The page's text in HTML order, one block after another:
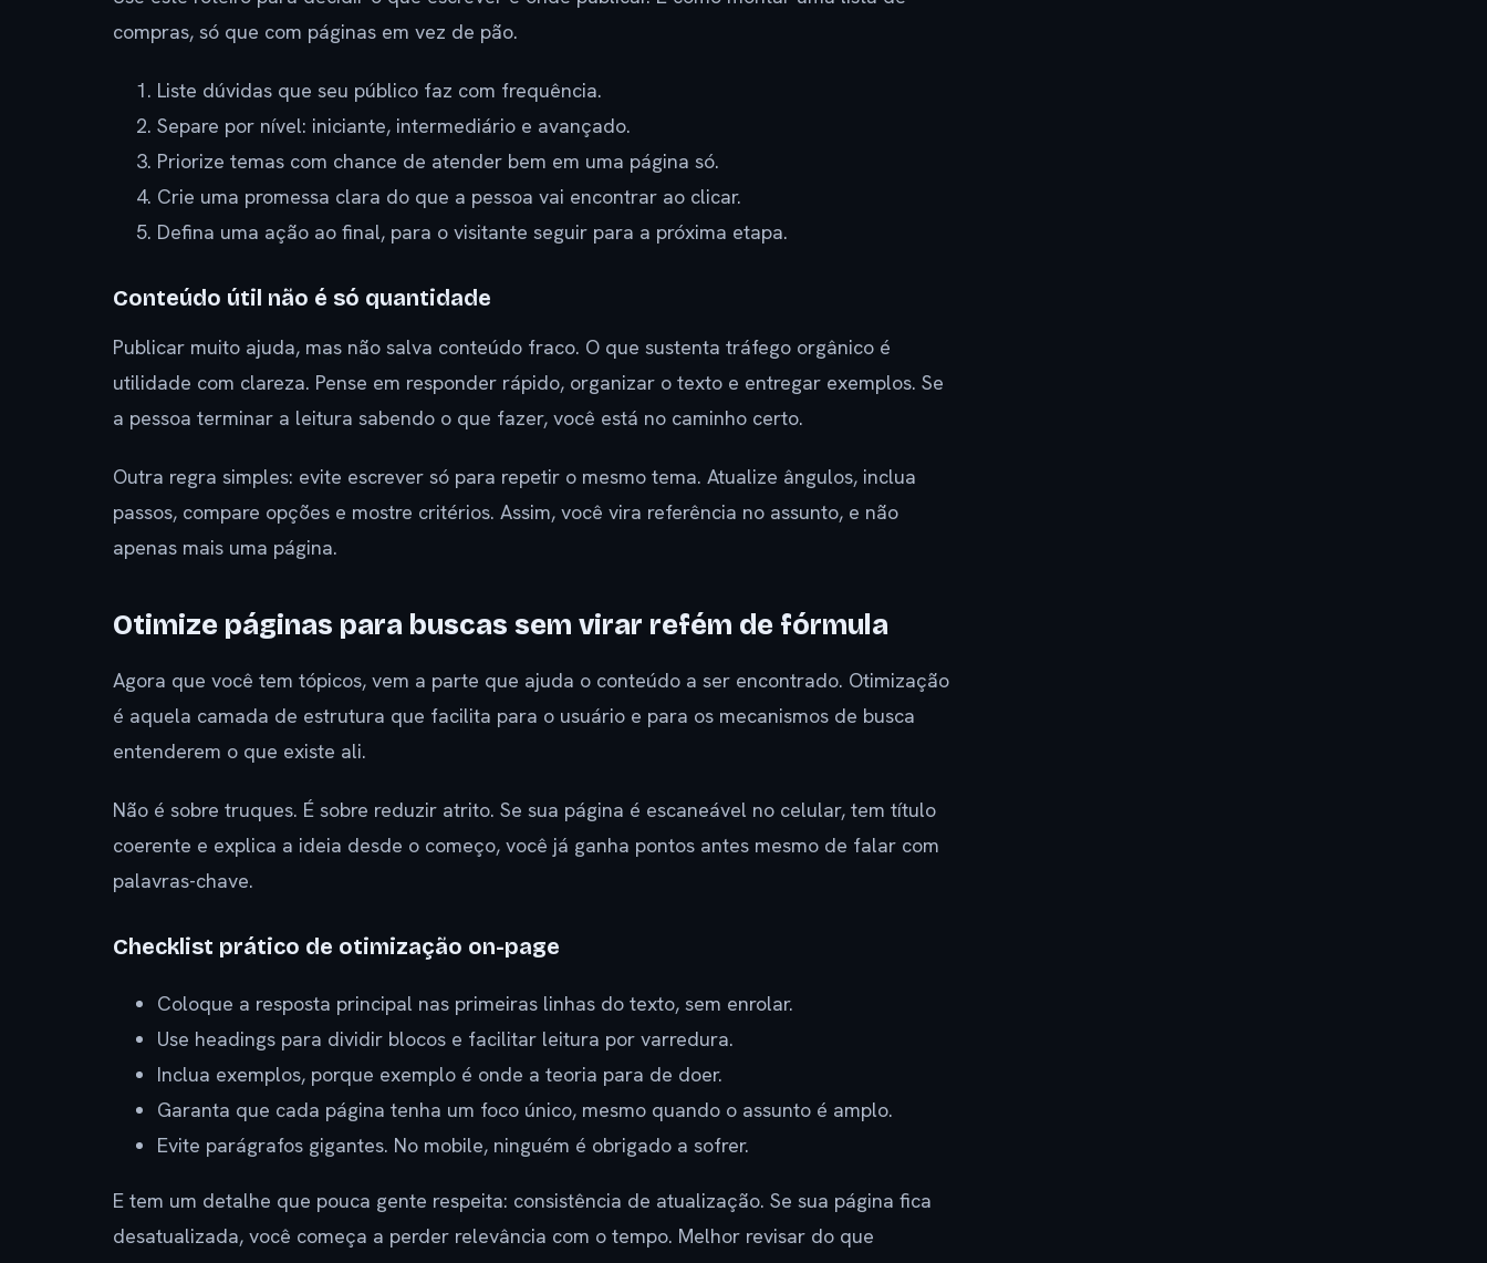
compras, só que com páginas em vez de pão.
Liste dúvidas que seu público faz com frequência.
Separe por nível: iniciante, intermediário e avançado.
Priorize temas com chance de atender bem em uma página só.
Crie uma promessa clara do que a pessoa vai encontrar ao clicar.
Defina uma ação ao final, para o visitante seguir para a próxima etapa.
Conteúdo útil não é só quantidade
Publicar muito ajuda, mas não salva conteúdo fraco. O que sustenta tráfego orgânico é
utilidade com clareza. Pense em responder rápido, organizar o texto e entregar exemplos. Se
a pessoa terminar a leitura sabendo o que fazer, você está no caminho certo.
Outra regra simples: evite escrever só para repetir o mesmo tema. Atualize ângulos, inclua
passos, compare opções e mostre critérios. Assim, você vira referência no assunto, e não
apenas mais uma página.
Otimize páginas para buscas sem virar refém de fórmula
Agora que você tem tópicos, vem a parte que ajuda o conteúdo a ser encontrado. Otimização
é aquela camada de estrutura que facilita para o usuário e para os mecanismos de busca
entenderem o que existe ali.
Não é sobre truques. É sobre reduzir atrito. Se sua página é escaneável no celular, tem título
coerente e explica a ideia desde o começo, você já ganha pontos antes mesmo de falar com
palavras-chave.
Checklist prático de otimização on-page
Coloque a resposta principal nas primeiras linhas do texto, sem enrolar.
Use headings para dividir blocos e facilitar leitura por varredura.
Inclua exemplos, porque exemplo é onde a teoria para de doer.
Garanta que cada página tenha um foco único, mesmo quando o assunto é amplo.
Evite parágrafos gigantes. No mobile, ninguém é obrigado a sofrer.
E tem um detalhe que pouca gente respeita: consistência de atualização. Se sua página fica
desatualizada, você começa a perder relevância com o tempo. Melhor revisar do que